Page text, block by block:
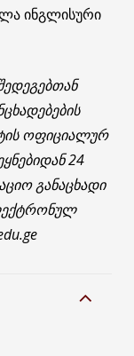
ინგლისური
ოფიციალურ
24
განაცხადი